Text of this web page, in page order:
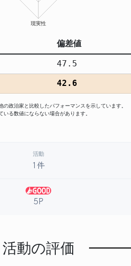
偏差値
47.5
42.6
政治家と比較したパフォーマンスを示しています。
る数値にならない場合があります。
活動
1件
5P
活動の評価